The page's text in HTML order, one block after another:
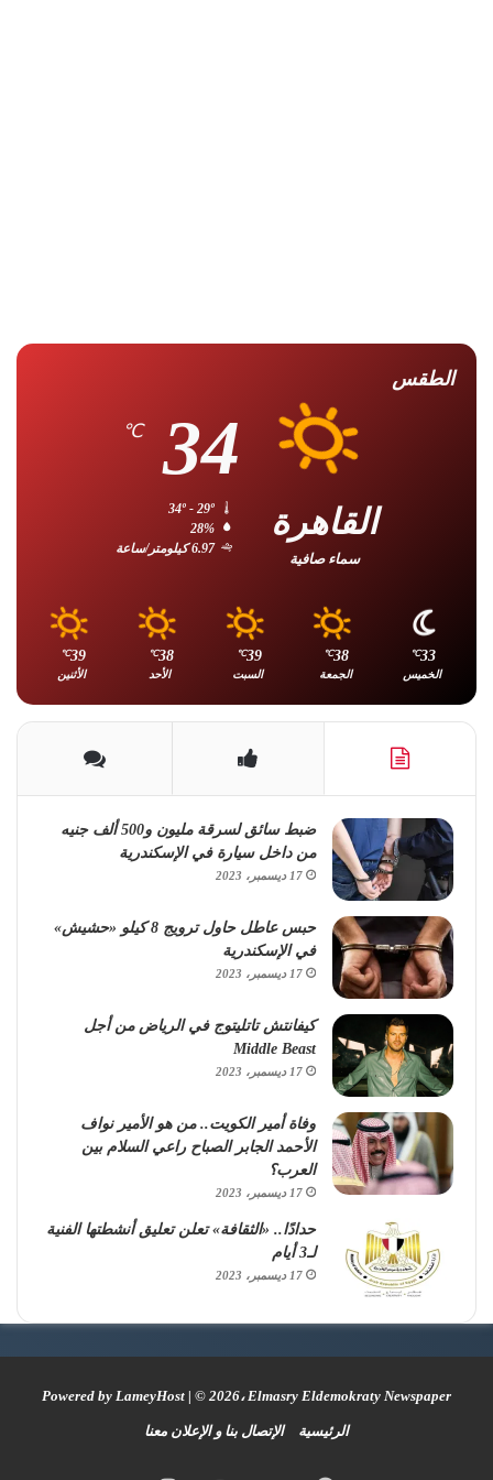
الطقس
القاهرة
سماء صافية
34
℃
28%
6.97 كيلومتر/ساعة
33
℃
الخميس
38
℃
الجمعة
39
℃
السبت
38
℃
الأحد
39
℃
الأثنين
ضبط سائق لسرقة مليون و500 ألف جنيه
من داخل سيارة في الإسكندرية
17 ديسمبر، 2023
حبس عاطل حاول ترويج 8 كيلو «حشيش»
في الإسكندرية
17 ديسمبر، 2023
كيفانتش تاتليتوج في الرياض من أجل
Middle Beast
17 ديسمبر، 2023
وفاة أمير الكويت.. من هو الأمير نواف
الأحمد الجابر الصباح راعي السلام بين
العرب؟
17 ديسمبر، 2023
حدادًا.. «الثقافة» تعلن تعليق أنشطتها الفنية
لـ3 أيام
17 ديسمبر، 2023
Powered by LameyHost | © 2026، Elmasry Eldemokraty Newspaper
الرئيسية الإتصال بنا و الإعلان معنا